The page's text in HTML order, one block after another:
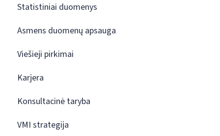
Statistiniai duomenys
Asmens duomenų apsauga
Viešieji pirkimai
Karjera
Konsultacinė taryba
VMI strategija